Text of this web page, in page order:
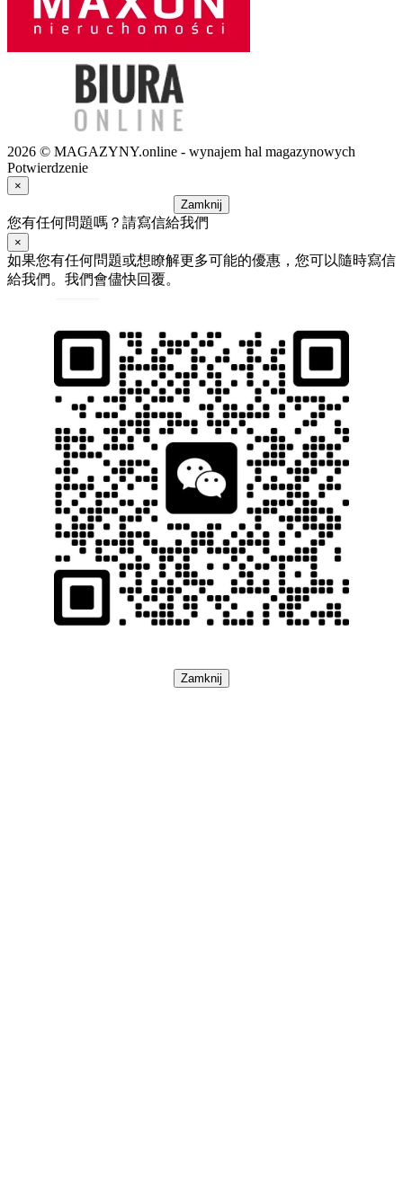
2026 © MAGAZYNY.online - wynajem hal magazynowych
Potwierdzenie
×
Zamknij
您有任何問題嗎？請寫信給我們
×
如果您有任何問題或想瞭解更多可能的優惠，您可以隨時寫信
給我們。我們會儘快回覆。
Zamknij